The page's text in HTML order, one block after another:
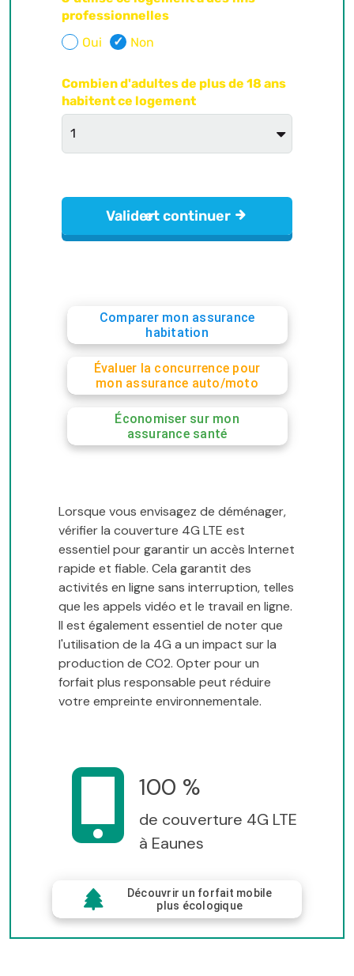
Comparer mon assurance
habitation
Évaluer la concurrence pour
mon assurance auto/moto
Économiser sur mon
assurance santé
Lorsque vous envisagez de déménager,
vérifier la couverture 4G LTE est
essentiel pour garantir un accès Internet
rapide et fiable. Cela garantit des
activités en ligne sans interruption, telles
que les appels vidéo et le travail en ligne.
Il est également essentiel de noter que
l'utilisation de la 4G a un impact sur la
production de CO2. Opter pour un
forfait plus responsable peut réduire
votre empreinte environnementale.
100 %
de couverture 4G LTE
à Eaunes
Découvrir un forfait mobile
plus écologique